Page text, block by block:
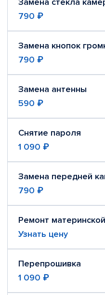
790 ₽
Замена кнопок
790 ₽
Замена антенны
590 ₽
Снятие пароля
1 090 ₽
Замена передней
790 ₽
Ремонт
Узнать цену
Перепрошивка
1 090 ₽